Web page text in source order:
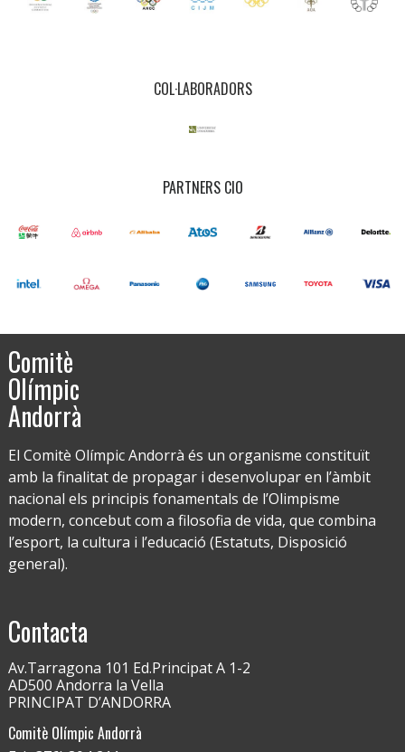
COL·LABORADORS
PARTNERS CIO
Comitè
Olímpic
Andorrà
El Comitè Olímpic Andorrà és un organisme constituït
amb la finalitat de propagar i desenvolupar en l’àmbit
nacional els principis fonamentals de l’Olimpisme
modern, concebut com a filosofia de vida, que combina
l’esport, la cultura i l’educació (Estatuts, Disposició
general).
Contacta
Av.Tarragona 101 Ed.Principat A 1-2
AD500 Andorra la Vella
PRINCIPAT D’ANDORRA
Comitè Olímpic Andorrà